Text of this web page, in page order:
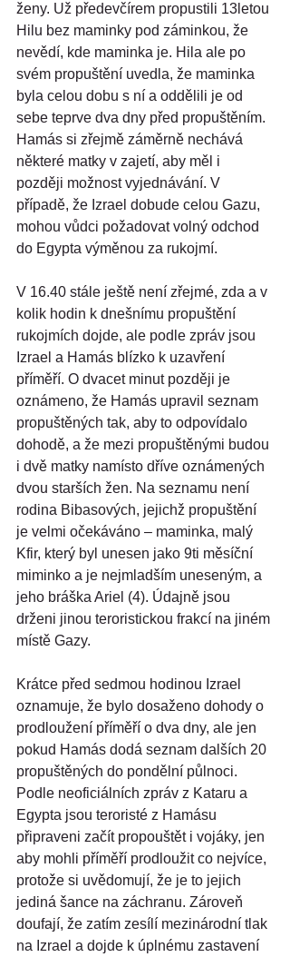
ženy. Už předevčírem propustili 13letou
Hilu bez maminky pod záminkou, že
nevědí, kde maminka je. Hila ale po
svém propuštění uvedla, že maminka
byla celou dobu s ní a oddělili je od
sebe teprve dva dny před propuštěním.
Hamás si zřejmě záměrně nechává
některé matky v zajetí, aby měl i
později možnost vyjednávání. V
případě, že Izrael dobude celou Gazu,
mohou vůdci požadovat volný odchod
do Egypta výměnou za rukojmí.
V 16.40 stále ještě není zřejmé, zda a v
kolik hodin k dnešnímu propuštění
rukojmích dojde, ale podle zpráv jsou
Izrael a Hamás blízko k uzavření
příměří. O dvacet minut později je
oznámeno, že Hamás upravil seznam
propuštěných tak, aby to odpovídalo
dohodě, a že mezi propuštěnými budou
i dvě matky namísto dříve oznámených
dvou starších žen. Na seznamu není
rodina Bibasových, jejichž propuštění
je velmi očekáváno – maminka, malý
Kfir, který byl unesen jako 9ti měsíční
miminko a je nejmladším uneseným, a
jeho bráška Ariel (4). Údajně jsou
drženi jinou teroristickou frakcí na jiném
místě Gazy.
Krátce před sedmou hodinou Izrael
oznamuje, že bylo dosaženo dohody o
prodloužení příměří o dva dny, ale jen
pokud Hamás dodá seznam dalších 20
propuštěných do pondělní půlnoci.
Podle neoficiálních zpráv z Kataru a
Egypta jsou teroristé z Hamásu
připraveni začít propouštět i vojáky, jen
aby mohli příměří prodloužit co nejvíce,
protože si uvědomují, že je to jejich
jediná šance na záchranu. Zároveň
doufají, že zatím zesílí mezinárodní tlak
na Izrael a dojde k úplnému zastavení